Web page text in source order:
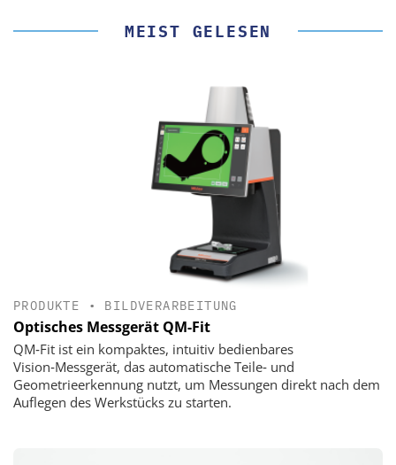
MEIST GELESEN
PRODUKTE • BILDVERARBEITUNG
Optisches Messgerät QM-Fit
QM‑Fit ist ein kompaktes, intuitiv bedienbares
Vision‑Messgerät, das automatische Teile‑ und
Geometrieerkennung nutzt, um Messungen direkt nach dem
Auflegen des Werkstücks zu starten.